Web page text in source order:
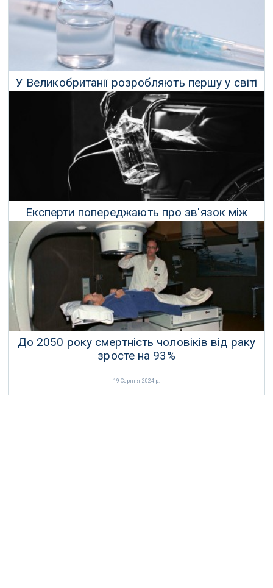
У Великобританії розробляють першу у світі
вакцину проти раку яєчників
08 Жовтня 2024 р.
Експерти попереджають про зв'язок між
вживанням алкоголю та раком
22 Вересня 2024 р.
До 2050 року смертність чоловіків від раку
зросте на 93%
19 Серпня 2024 р.